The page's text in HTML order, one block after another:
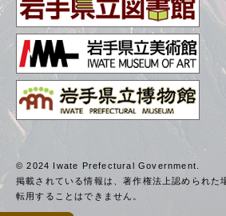
© 2024 Iwate Prefectural Government.
掲載されている情報は、著作権法上認められた
転用することはできません。